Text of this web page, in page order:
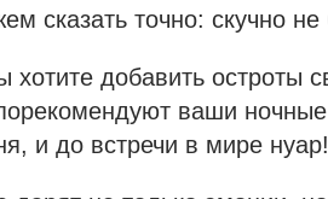
сказать точно: скучно не
хотите добавить остроты
ваши
и до встречи в мире